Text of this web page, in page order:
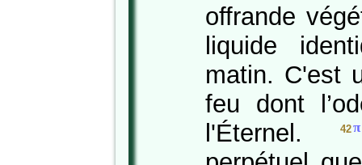
offrande
liquide
matin. C'est
feu dont
l'Éternel.
42π